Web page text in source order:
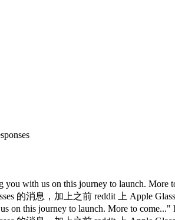
with us on this journey to launch. More
的消息，加上之前 reddit 上 Apple Glass